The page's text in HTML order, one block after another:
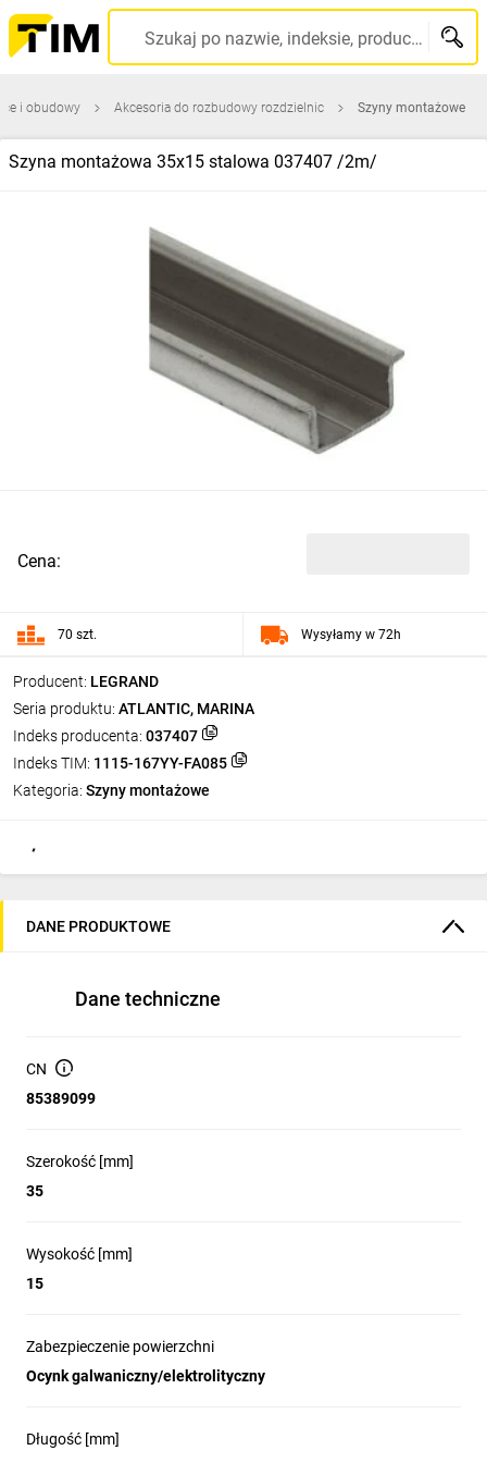
Szukaj po nazwie, indeksie, producencie, kodzie kreskowym...
i obudowy Akcesoria do rozbudowy rozdzielnic Szyny montażowe
Szyna montażowa 35x15 stalowa 037407 /2m/
Producent: LEGRAND
Seria produktu: ATLANTIC, MARINA
Indeks producenta: 037407
Indeks TIM: 1115-167YY-FA085
Kategoria: Szyny montażowe
Cena:
70 szt. Wysyłamy w 72h
DANE PRODUKTOWE
Dane techniczne
CN
85389099
Szerokość [mm]
35
Wysokość [mm]
15
Zabezpieczenie powierzchni
Ocynk galwaniczny/elektrolityczny
Długość [mm]